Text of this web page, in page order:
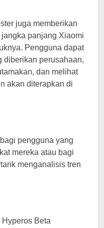
juga memberikan
panjang Xiaomi
Pengguna dapat
diberikan perusahaan,
dan melihat
akan diterapkan di
pengguna yang
mereka atau bagi
menganalisis tren
Beta